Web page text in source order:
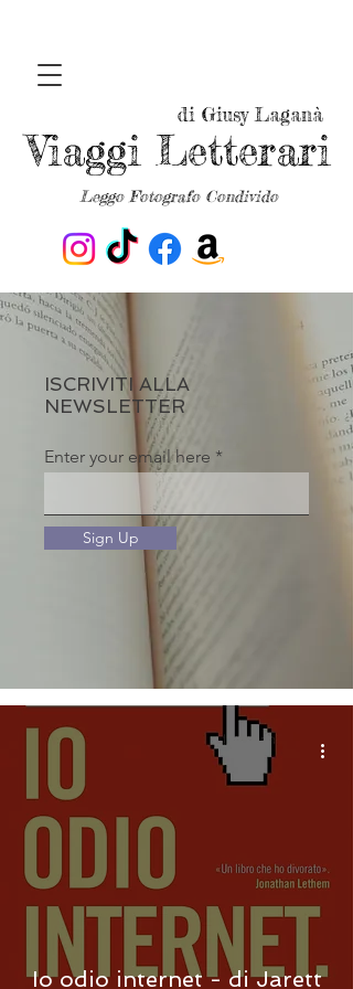
Leggo Fotografo Condivido
Viaggi Letterari
di Giusy Laganà
ISCRIVITI ALLA
NEWSLETTER
Enter your email here
Sign Up
Io odio internet - di Jarett